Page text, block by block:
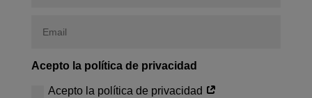
Acepto la política de privacidad
Acepto la política de privacidad